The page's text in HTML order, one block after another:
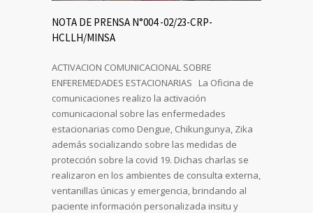
NOTA DE PRENSA N°004 -02/23-CRP-
HCLLH/MINSA
ACTIVACION COMUNICACIONAL SOBRE
ENFEREMEDADES ESTACIONARIAS La Oficina de
comunicaciones realizo la activación
comunicacional sobre las enfermedades
estacionarias como Dengue, Chikungunya, Zika
además socializando sobre las medidas de
protección sobre la covid 19. Dichas charlas se
realizaron en los ambientes de consulta externa,
ventanillas únicas y emergencia, brindando al
paciente información personalizada insitu y